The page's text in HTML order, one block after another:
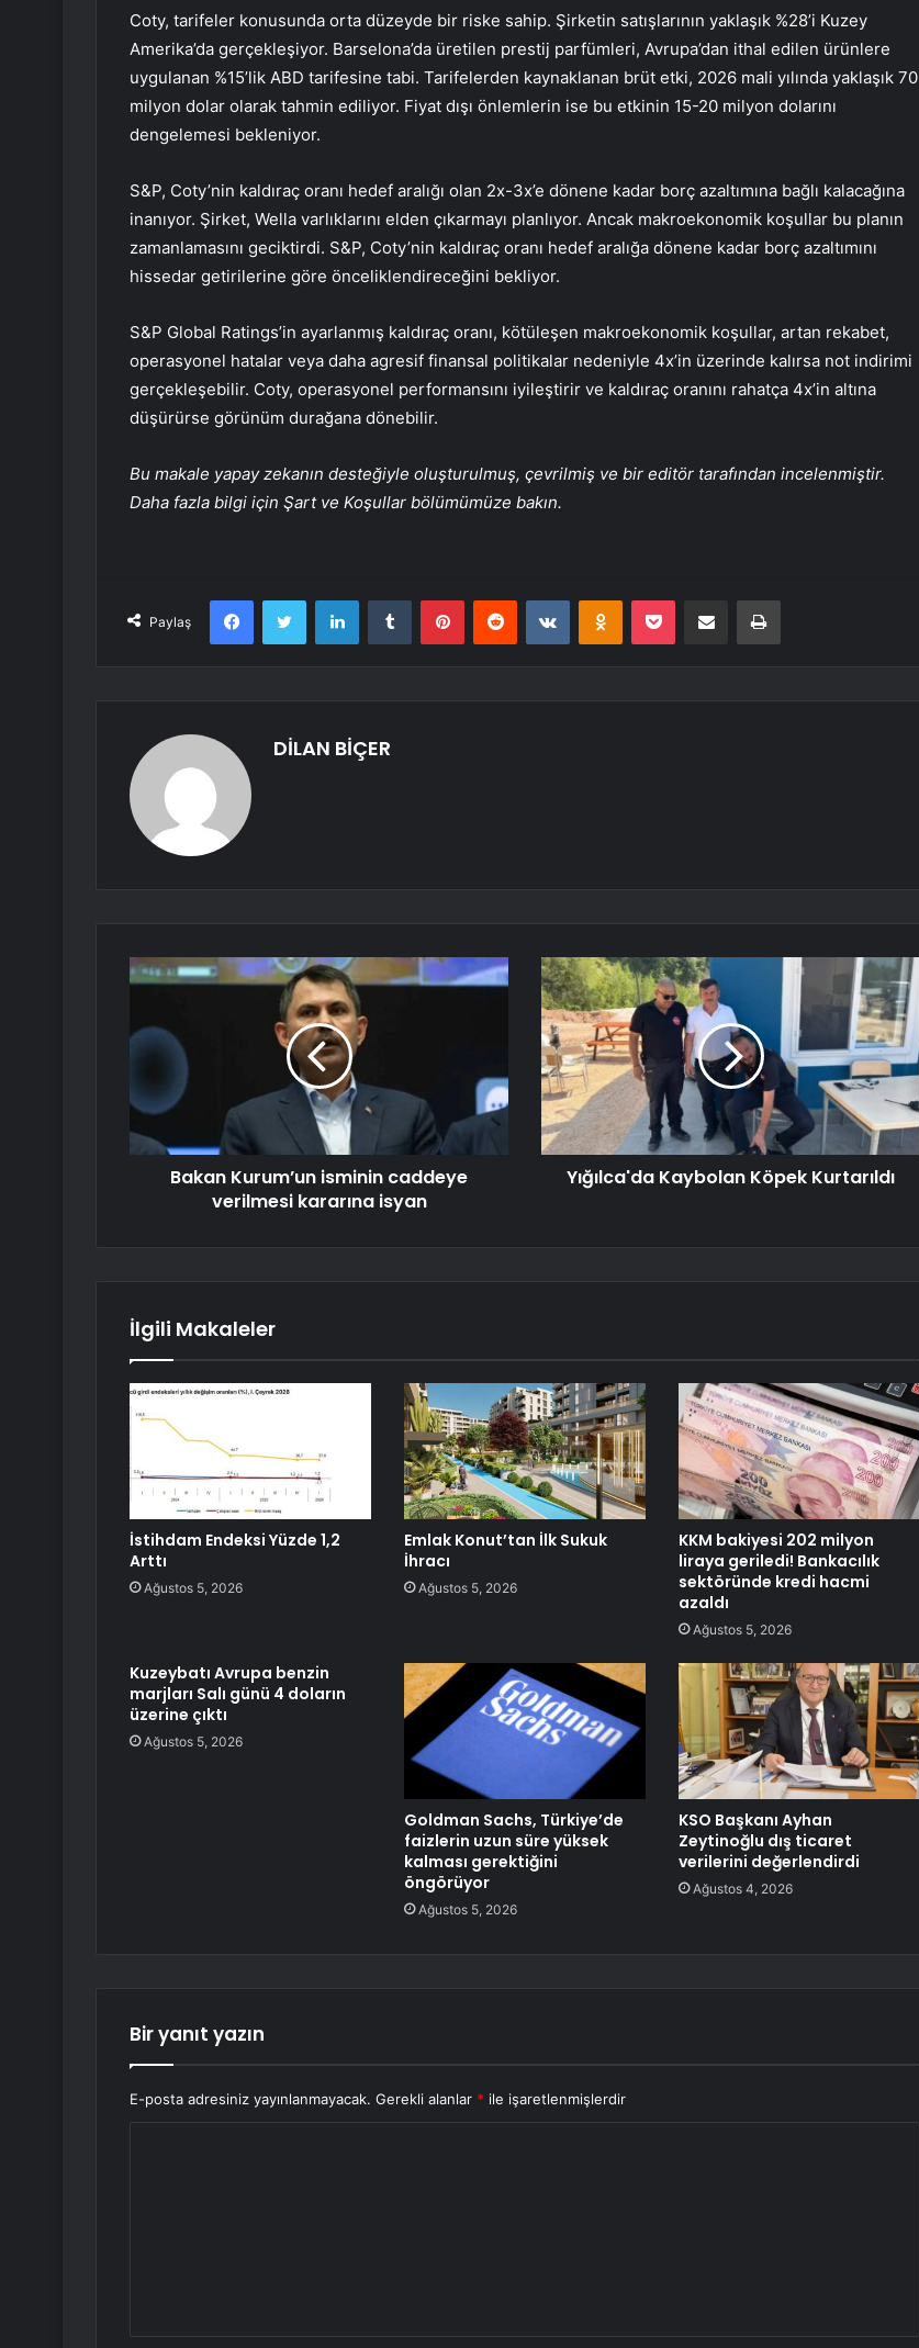
Coty, tarifeler konusunda orta düzeyde bir riske sahip. Şirketin satışlarının yaklaşık %28’i Kuzey
Amerika’da gerçekleşiyor. Barselona’da üretilen prestij parfümleri, Avrupa’dan ithal edilen ürünlere
uygulanan %15’lik ABD tarifesine tabi. Tarifelerden kaynaklanan brüt etki, 2026 mali yılında yaklaşık 70
milyon dolar olarak tahmin ediliyor. Fiyat dışı önlemlerin ise bu etkinin 15-20 milyon dolarını
dengelemesi bekleniyor.
S&P, Coty’nin kaldıraç oranı hedef aralığı olan 2x-3x’e dönene kadar borç azaltımına bağlı kalacağına
inanıyor. Şirket, Wella varlıklarını elden çıkarmayı planlıyor. Ancak makroekonomik koşullar bu planın
zamanlamasını geciktirdi. S&P, Coty’nin kaldıraç oranı hedef aralığa dönene kadar borç azaltımını
hissedar getirilerine göre önceliklendireceğini bekliyor.
S&P Global Ratings’in ayarlanmış kaldıraç oranı, kötüleşen makroekonomik koşullar, artan rekabet,
operasyonel hatalar veya daha agresif finansal politikalar nedeniyle 4x’in üzerinde kalırsa not indirimi
gerçekleşebilir. Coty, operasyonel performansını iyileştirir ve kaldıraç oranını rahatça 4x’in altına
düşürürse görünüm durağana dönebilir.
Bu makale yapay zekanın desteğiyle oluşturulmuş, çevrilmiş ve bir editör tarafından incelenmiştir.
Daha fazla bilgi için Şart ve Koşullar bölümümüze bakın.
Paylaş
FacebookTwitter LinkedInTumblr PinterestReddit VKontakteOdnoklassniki
Pocket E-Posta ile paylaş Yazdır
DİLAN BİÇER
Bakan Kurum’un isminin caddeye
verilmesi kararına isyan
Yığılca'da Kaybolan Köpek Kurtarıldı
İlgili Makaleler
İstihdam Endeksi Yüzde 1,2
Arttı
Ağustos 5, 2026
Emlak Konut’tan İlk Sukuk
İhracı
Ağustos 5, 2026
KKM bakiyesi 202 milyon
liraya geriledi! Bankacılık
sektöründe kredi hacmi
azaldı
Ağustos 5, 2026
Kuzeybatı Avrupa benzin
marjları Salı günü 4 doların
üzerine çıktı
Ağustos 5, 2026
Goldman Sachs, Türkiye’de
faizlerin uzun süre yüksek
kalması gerektiğini
öngörüyor
Ağustos 5, 2026
KSO Başkanı Ayhan
Zeytinoğlu dış ticaret
verilerini değerlendirdi
Ağustos 4, 2026
Bir yanıt yazın
E-posta adresiniz yayınlanmayacak. Gerekli alanlar * ile işaretlenmişlerdir